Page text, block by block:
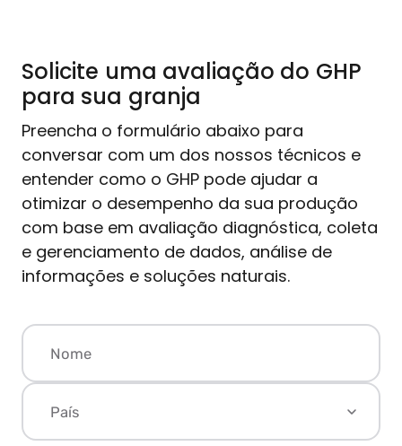
Solicite uma avaliação do GHP
para sua granja
Preencha o formulário abaixo para
conversar com um dos nossos técnicos e
entender como o GHP pode ajudar a
otimizar o desempenho da sua produção
com base em avaliação diagnóstica, coleta
e gerenciamento de dados, análise de
informações e soluções naturais.